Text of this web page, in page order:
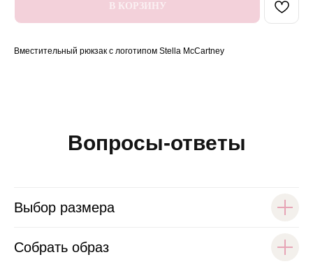
В КОРЗИНУ
Вместительный рюкзак с логотипом Stella McCartney
Вопросы-ответы
Выбор размера
Собрать образ